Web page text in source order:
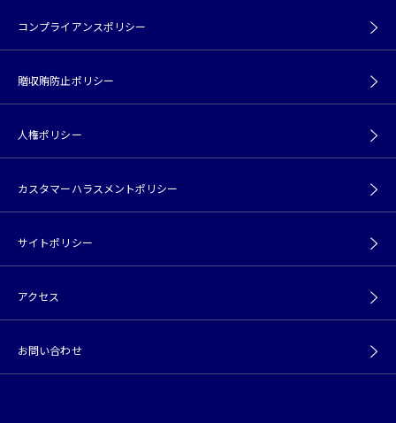
コンプライアンスポリシー
贈収賄防止ポリシー
人権ポリシー
カスタマーハラスメントポリシー
サイトポリシー
アクセス
お問い合わせ